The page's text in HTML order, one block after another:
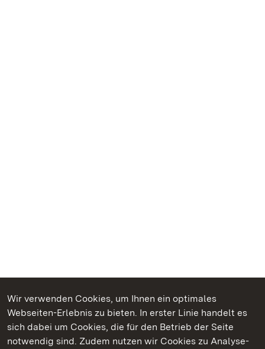
Wir verwenden Cookies, um Ihnen ein optimales
Webseiten-Erlebnis zu bieten. In erster Linie handelt es
sich dabei um Cookies, die für den Betrieb der Seite
notwendig sind. Zudem nutzen wir Cookies zu Analyse-
Kommen. Staunen. Genießen.